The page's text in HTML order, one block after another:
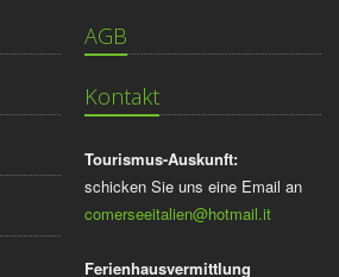
AGB
Kontakt
Tourismus-Auskunft:
schicken Sie uns eine Email an
comerseeitalien@hotmail.it
Ferienhausvermittlung